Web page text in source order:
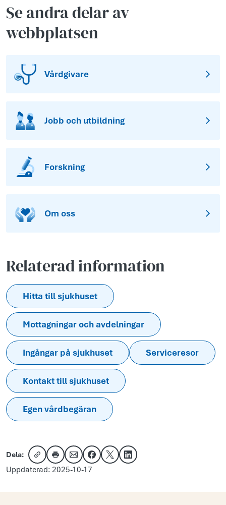
Se andra delar av
webbplatsen
Vårdgivare
Jobb och utbildning
Forskning
Om oss
Relaterad information
Hitta till sjukhuset
Mottagningar och avdelningar
Ingångar på sjukhuset Serviceresor
Kontakt till sjukhuset
Egen vårdbegäran
Dela:
Kopiera länk
Skriv utDela via e-post
Dela på Facebook
Dela på XDela på LinkedIn
Uppdaterad: 2025-10-17